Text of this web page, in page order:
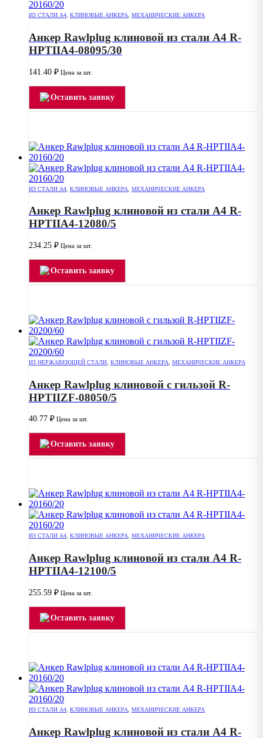
ИЗ СТАЛИ А4 КЛИНОВЫЕ АНКЕРА МЕХАНИЧЕСКИЕ АНКЕРА
Анкер Rawlplug клиновой из стали А4 R-
HPTIIA4-08095/30
141.40 ₽ Цена за шт.
Оставить заявку
ИЗ СТАЛИ А4 КЛИНОВЫЕ АНКЕРА МЕХАНИЧЕСКИЕ АНКЕРА
Анкер Rawlplug клиновой из стали А4 R-
HPTIIA4-12080/5
234.25 ₽ Цена за шт.
Оставить заявку
ИЗ НЕРЖАВЕЮЩЕЙ СТАЛИ КЛИНОВЫЕ АНКЕРА МЕХАНИЧЕСКИЕ АНКЕРА
Анкер Rawlplug клиновой с гильзой R-
HPTIIZF-08050/5
40.77 ₽ Цена за шт.
Оставить заявку
ИЗ СТАЛИ А4, КЛИНОВЫЕ АНКЕРА, МЕХАНИЧЕСКИЕ АНКЕРА
Анкер Rawlplug клиновой из стали А4 R-
HPTIIA4-12100/5
255.59 ₽ Цена за шт.
Оставить заявку
ИЗ СТАЛИ А4 КЛИНОВЫЕ АНКЕРА МЕХАНИЧЕСКИЕ АНКЕРА
Анкер Rawlplug клиновой из стали А4 R-